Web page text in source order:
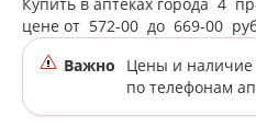
цене от 572-00 до 669-00
Важно
Цены и наличие
по телефонам